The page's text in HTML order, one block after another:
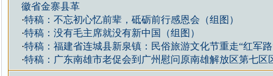
徽省金寨县革
·特稿：不忘初心忆前辈，砥砺前行感恩会（组图）
·特稿：没有毛主席就没有新中国（组图）
·特稿：福建省连城县新泉镇：民俗旅游文化节重走“红军
·特稿：广东南雄市老促会到广州慰问原南雄解放区第七区